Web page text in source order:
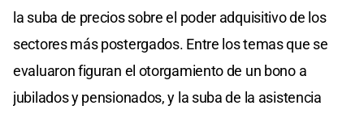
la suba de precios sobre el poder adquisitivo de los
sectores más postergados. Entre los temas que se
evaluaron figuran el otorgamiento de un bono a
jubilados y pensionados, y la suba de la asistencia